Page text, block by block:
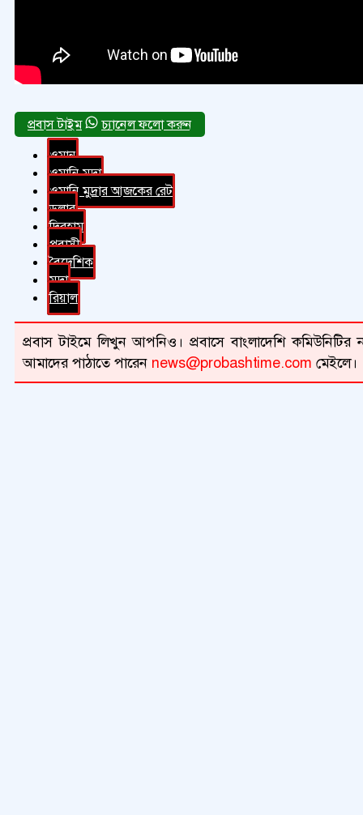
চ্যানেল ফলো করুন
ওমান
ওমানি মুদ্রা
ওমানি মুদ্রার আজকের রেট
ডলার
দিরহাম
প্রবাসী
বৈদেশিক
মুদ্রা
রিয়াল
প্রবাস টাইমে লিখুন আপনিও। প্রবাসে বাংলাদেশি
আমাদের পাঠাতে পারেন news@probashtime.com মেইলে।